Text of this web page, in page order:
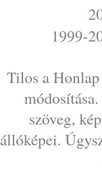
1999-
Tilos a
szöveg,
állóképei.